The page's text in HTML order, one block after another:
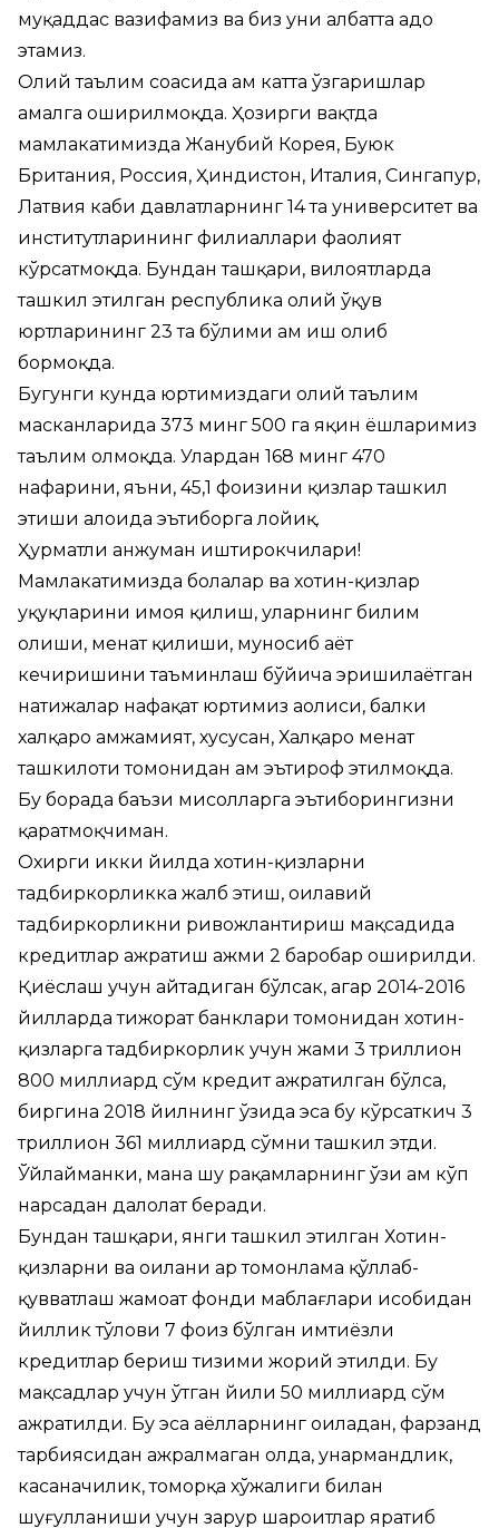
муқаддас вазифамиз ва биз уни албатта адо
этамиз.
Олий таълим соҳасида ҳам катта ўзгаришлар
амалга оширилмоқда. Ҳозирги вақтда
мамлакатимизда Жанубий Корея, Буюк
Британия, Россия, Ҳиндистон, Италия, Сингапур,
Латвия каби давлатларнинг 14 та университет ва
институтларининг филиаллари фаолият
кўрсатмоқда. Бундан ташқари, вилоятларда
ташкил этилган республика олий ўқув
юртларининг 23 та бўлими ҳам иш олиб
бормоқда.
Бугунги кунда юртимиздаги олий таълим
масканларида 373 минг 500 га яқин ёшларимиз
таълим олмоқда. Улардан 168 минг 470
нафарини, яъни, 45,1 фоизини қизлар ташкил
этиши алоҳида эътиборга лойиқ.
Ҳурматли анжуман иштирокчилари!
Мамлакатимизда болалар ва хотин-қизлар
ҳуқуқларини ҳимоя қилиш, уларнинг билим
олиши, меҳнат қилиши, муносиб ҳаёт
кечиришини таъминлаш бўйича эришилаётган
натижалар нафақат юртимиз аҳолиси, балки
халқаро ҳамжамият, хусусан, Халқаро меҳнат
ташкилоти томонидан ҳам эътироф этилмоқда.
Бу борада баъзи мисолларга эътиборингизни
қаратмоқчиман.
Охирги икки йилда хотин-қизларни
тадбиркорликка жалб этиш, оилавий
тадбиркорликни ривожлантириш мақсадида
кредитлар ажратиш ҳажми 2 баробар оширилди.
Қиёслаш учун айтадиган бўлсак, агар 2014-2016
йилларда тижорат банклари томонидан хотин-
қизларга тадбиркорлик учун жами 3 триллион
800 миллиард сўм кредит ажратилган бўлса,
биргина 2018 йилнинг ўзида эса бу кўрсаткич 3
триллион 361 миллиард сўмни ташкил этди.
Ўйлайманки, мана шу рақамларнинг ўзи ҳам кўп
нарсадан далолат беради.
Бундан ташқари, янги ташкил этилган Хотин-
қизларни ва оилани ҳар томонлама қўллаб-
қувватлаш жамоат фонди маблағлари ҳисобидан
йиллик тўлови 7 фоиз бўлган имтиёзли
кредитлар бериш тизими жорий этилди. Бу
мақсадлар учун ўтган йили 50 миллиард сўм
ажратилди. Бу эса аёлларнинг оиладан, фарзанд
тарбиясидан ажралмаган ҳолда, ҳунармандлик,
касаначилик, томорқа хўжалиги билан
шуғулланиши учун зарур шароитлар яратиб